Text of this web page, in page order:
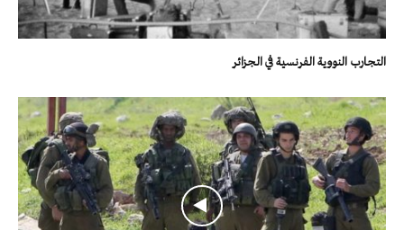
التجارب النووية الفرنسية في الجزائر